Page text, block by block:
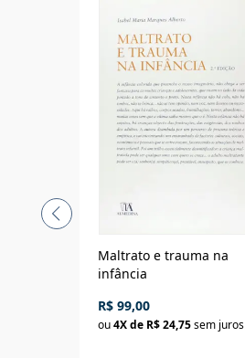
Maltrato e trauma na
infância
R$ 99,00
ou4X de R$ 24,75sem juros